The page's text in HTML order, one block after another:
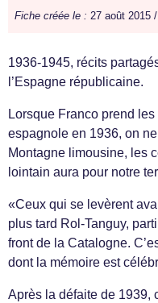
Fiche créée le : 27 août 2015 /
1936-1945, récits
l’Espagne républicaine.
Lorsque Franco prend
espagnole en 1936, on
Montagne limousine, les
lointain aura pour notre
«Ceux qui se levèrent
plus tard Rol-Tanguy,
front de la Catalogne.
dont la mémoire est
Après la défaite de 1939,